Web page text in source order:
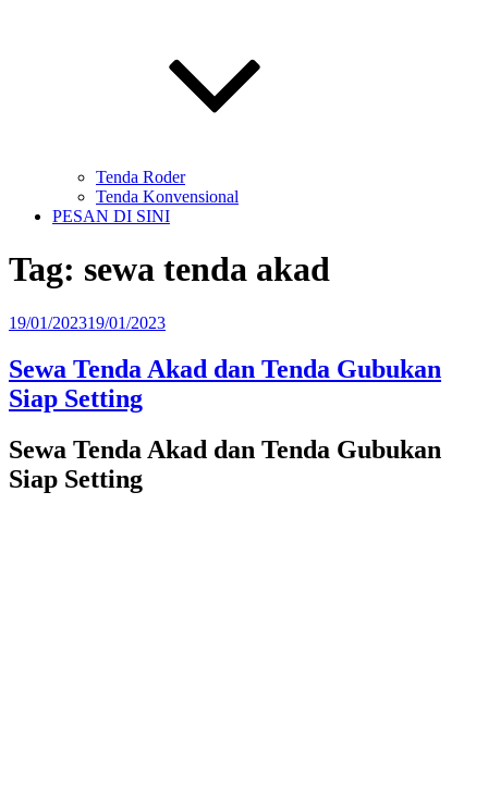
Tenda Roder
Tenda Konvensional
PESAN DI SINI
Tag: sewa tenda akad
Diposkan
19/01/202319/01/2023
Sewa Tenda Akad dan Tenda Gubukan
Siap Setting
Sewa Tenda Akad dan Tenda Gubukan
Siap Setting